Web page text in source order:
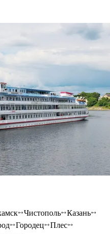
Чистополь
Казань
Городец
Плес